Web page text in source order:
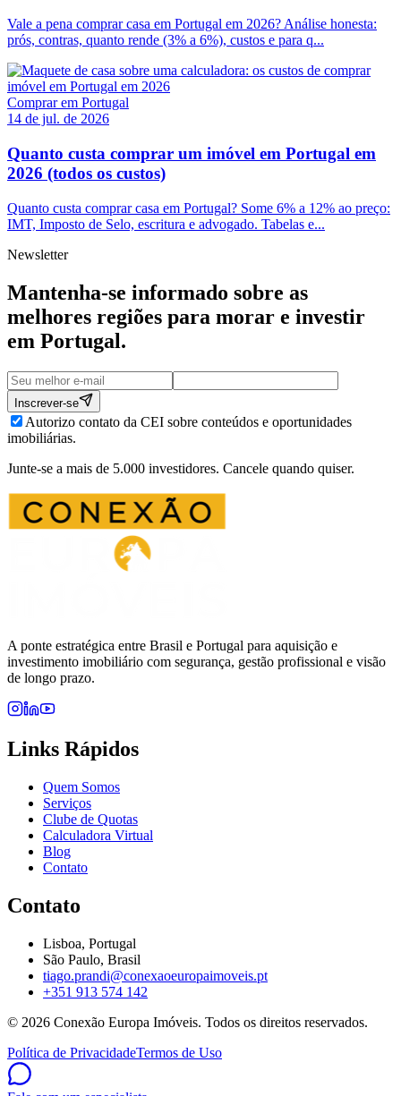
Vale a pena comprar casa em Portugal em 2026? Análise honesta:
prós, contras, quanto rende (3% a 6%), custos e para q...
Comprar em Portugal
14 de jul. de 2026
Quanto custa comprar um imóvel em Portugal em
2026 (todos os custos)
Quanto custa comprar casa em Portugal? Some 6% a 12% ao preço:
IMT, Imposto de Selo, escritura e advogado. Tabelas e...
Newsletter
Mantenha-se informado sobre as
melhores regiões para morar e investir
em Portugal.
Inscrever-se
Autorizo contato da CEI sobre conteúdos e oportunidades
imobiliárias.
Junte-se a mais de 5.000 investidores. Cancele quando quiser.
A ponte estratégica entre Brasil e Portugal para aquisição e
investimento imobiliário com segurança, gestão profissional e visão
de longo prazo.
Links Rápidos
Quem Somos
Serviços
Clube de Quotas
Calculadora Virtual
Blog
Contato
Contato
Lisboa, Portugal
São Paulo, Brasil
tiago.prandi@conexaoeuropaimoveis.pt
+351 913 574 142
© 2026 Conexão Europa Imóveis. Todos os direitos reservados.
Política de PrivacidadeTermos de Uso